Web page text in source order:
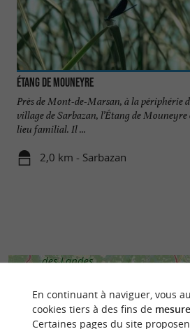
Étang de Mouneyre
Près de Mont-de-Marsan, à la périphérie
village de Sarbazan, l’Étang de Mouneyre
lieu familial. Il ...
2,0 km - Sarbazan
En continuant à naviguer, vous
cookies tiers à des fins de
Certaines pages du site